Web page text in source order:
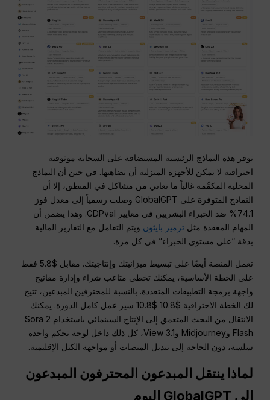
توفر هذه النماذج الرئيسية المستضافة على السحابة موثوقية
احترافية لا يمكن للأجهزة المنزلية أن تضاهيها. في حين أن النماذج
المحلية المكمِّمة غالباً ما تعاني من مشاكل في المنطق، إلا أن
النماذج المتوفرة على GlobalGPT وصلت رسمياً إلى معدل فوز
74.1% ضد الخبراء البشريين في معايير GDPval. وهذا يضمن أن
المهام المعقدة مثلترميز بايثون ويتم التعامل مع التقارير المالية
بدقة “على مستوى الخبراء” في كل مرة.
تعمل المنصة أيضًا على تبسيط ميزانيتك وإنتاجيتك. مقابل $5.8 فقط
على الخطة الأساسية، يمكنك تخطي متاعب شراء وإدارة مفاتيح
واجهة برمجة التطبيقات المتعددة. بالنسبة للمحترفين المبدعين، تتيح
لك الخطة الاحترافية $10.8 $10.8 سير عمل كامل الدورة.
يمكنك
الانتقال من البحث المتعمق إلى الإنتاج السينمائي باستخدام Sora 2
Flash وMidjourney وView 3.1، كل ذلك داخل لوحة تحكم واحدة
سلسة، دون الحاجة إلى تبديل المنصات أو مواجهة الكتل الإقليمية.
لماذا ينتقل المبدعون المحترفون المبدعون
إلى GlobalGPT اليوم